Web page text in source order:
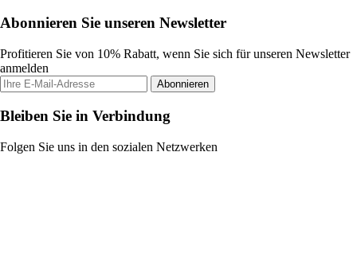
Abonnieren Sie unseren Newsletter
Profitieren Sie von 10% Rabatt, wenn Sie sich für unseren Newsletter
anmelden
Abonnieren
Bleiben Sie in Verbindung
Folgen Sie uns in den sozialen Netzwerken